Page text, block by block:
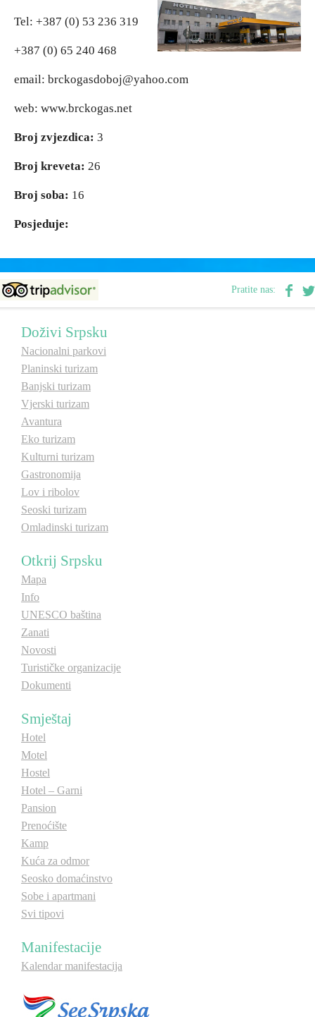
Avantura
Eko turizam
Gastronomija
Lov i ribolov
Seoski turizam
Destinacije
Spisak destinacija
Mapa destinacija
Manifestacije
Smještaj
Multimedija
Foto
Video
E-Brochure
Otkrij Srpsku
Tel: +387 (0) 53 236 319
+387 (0) 65 240 468
email: brckogasdoboj@yahoo.com
web: www.brckogas.net
Broj zvjezdica: 3
Broj kreveta: 26
Broj soba: 16
Posjeduje:
Pratite nas:
Doživi Srpsku
Nacionalni parkovi
Planinski turizam
Banjski turizam
Vjerski turizam
Avantura
Eko turizam
Kulturni turizam
Gastronomija
Lov i ribolov
Seoski turizam
Omladinski turizam
Otkrij Srpsku
Mapa
Info
UNESCO baština
Zanati
Novosti
Turističke organizacije
Dokumenti
Smještaj
Hotel
Motel
Hostel
Hotel – Garni
Pansion
Prenoćište
Kamp
Kuća za odmor
Seosko domaćinstvo
Sobe i apartmani
Svi tipovi
Manifestacije
Kalendar manifestacija
Avantura
Eko turizam
Gastronomija
Lov i ribolov
Seoski turizam
Destinacije
Spisak destinacija
Mapa destinacija
Manifestacije
Smještaj
Multimedija
Foto
Video
E-Brochure
Otkrij Srpsku